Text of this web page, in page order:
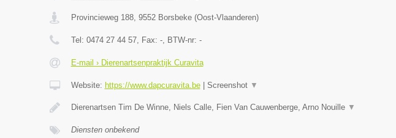
Provincieweg 188, 9552 Borsbeke(Oost-Vlaanderen)
Tel: 0474 27 44 57, Fax: -, BTW-nr: -
E-mail › Dierenartsenpraktijk Curavita
Website: https://www.dapcuravita.be| Screenshot ▼
Dierenartsen Tim De Winne, Niels Calle, Fien Van Cauwenberge, Arno Nouille ▼
Diensten onbekend